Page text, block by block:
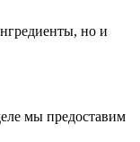
но и
мы предоставим